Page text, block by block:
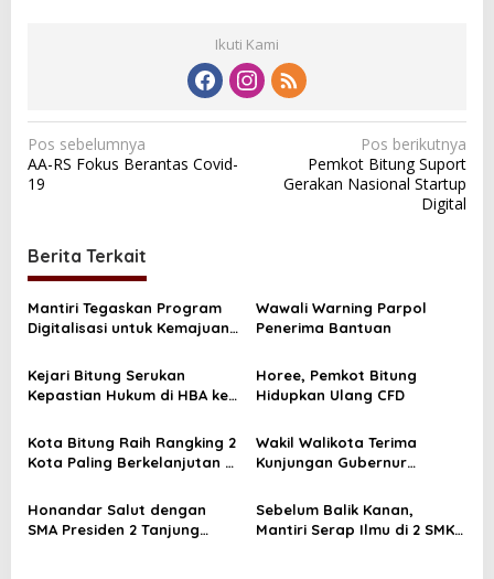
Ikuti Kami
N
a
g
a
s
p
s
Pos sebelumnya
AA-RS Fokus Berantas Covid-
19
Pos berikutnya
Pemkot Bitung Suport
Gerakan Nasional Startup
Digital
Berita Terkait
Mantiri Tegaskan Program
Digitalisasi untuk Kemajuan
Wawali Warning Parpol
Penerima Bantuan
Kejari Bitung Serukan
Kepastian Hukum di HBA ke
Horee, Pemkot Bitung
Hidupkan Ulang CFD
Kota Bitung Raih Rangking 2
Kota Paling Berkelanjutan di
Wakil Walikota Terima
Kunjungan Gubernur
Honandar Salut dengan
SMA Presiden 2 Tanjung
Sebelum Balik Kanan,
Mantiri Serap Ilmu di 2 SMK